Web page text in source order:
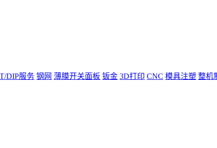
DIP服务 钢网 薄膜开关面板 钣金 3D打印 CNC 模具注塑 整机